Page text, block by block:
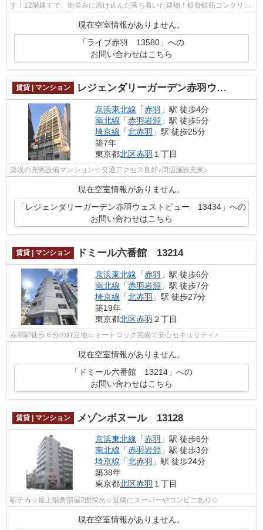
す！12階建てで、街並みに溶け込んだ落ち着いた建物！鉄骨鉄筋コンクリー
トなら、耐久力があって地震に備えられ...
現在空室情報がありません。
「ライブ赤羽 13580」への
お問い合わせはこちら
賃貸 | マンション レジェンダリーガーデン赤羽ウェストビュー 13434
京浜東北線 「赤羽 」駅 徒歩4分
南北線 「赤羽岩淵 」駅 徒歩5分
埼京線 「北赤羽 」駅 徒歩25分
築7年
東京都北区赤羽 １丁目
築浅の充実設備マンション☆交通アクセス良好♪周辺施設充実♪
現在空室情報がありません。
「レジェンダリーガーデン赤羽ウェストビュー 13434」への
お問い合わせはこちら
賃貸 | マンション ドミール六番館 13214
京浜東北線 「赤羽 」駅 徒歩6分
南北線 「赤羽岩淵 」駅 徒歩7分
埼京線 「北赤羽 」駅 徒歩27分
築19年
東京都北区赤羽 ２丁目
赤羽駅徒歩６分の好立地☆オートロック完備で安心セキュリティ♪
現在空室情報がありません。
「ドミール六番館 13214」への
お問い合わせはこちら
賃貸 | マンション メゾンボヌール 13128
京浜東北線 「赤羽 」駅 徒歩6分
南北線 「赤羽岩淵 」駅 徒歩3分
埼京線 「北赤羽 」駅 徒歩24分
築38年
東京都北区赤羽 １丁目
駅チカ☆最上階角部屋2面採光☆近隣にスーパーやコンビニあり☆
現在空室情報がありません。